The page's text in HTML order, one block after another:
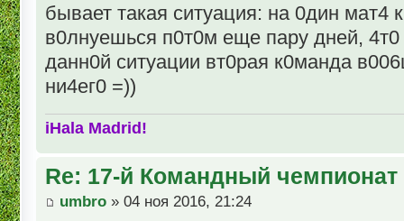
бывает такая ситуация: на 0дин мат4
в0лнуешься п0т0м еще пару дней,
данн0й ситуации вт0рая к0манда
ни4ег0 =))
iHala Madrid!
Re: 17-й Командный чемпионат
umbro » 04 ноя 2016, 21:24